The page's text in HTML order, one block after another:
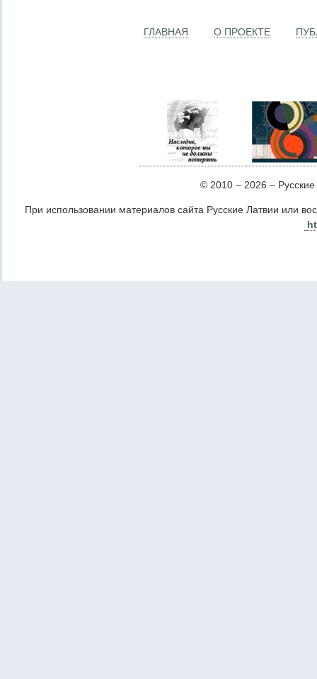
ГЛАВНАЯ О ПРОЕКТЕ
© 2010 – 2026 –
При использовании материалов сайта Русские Латвии или